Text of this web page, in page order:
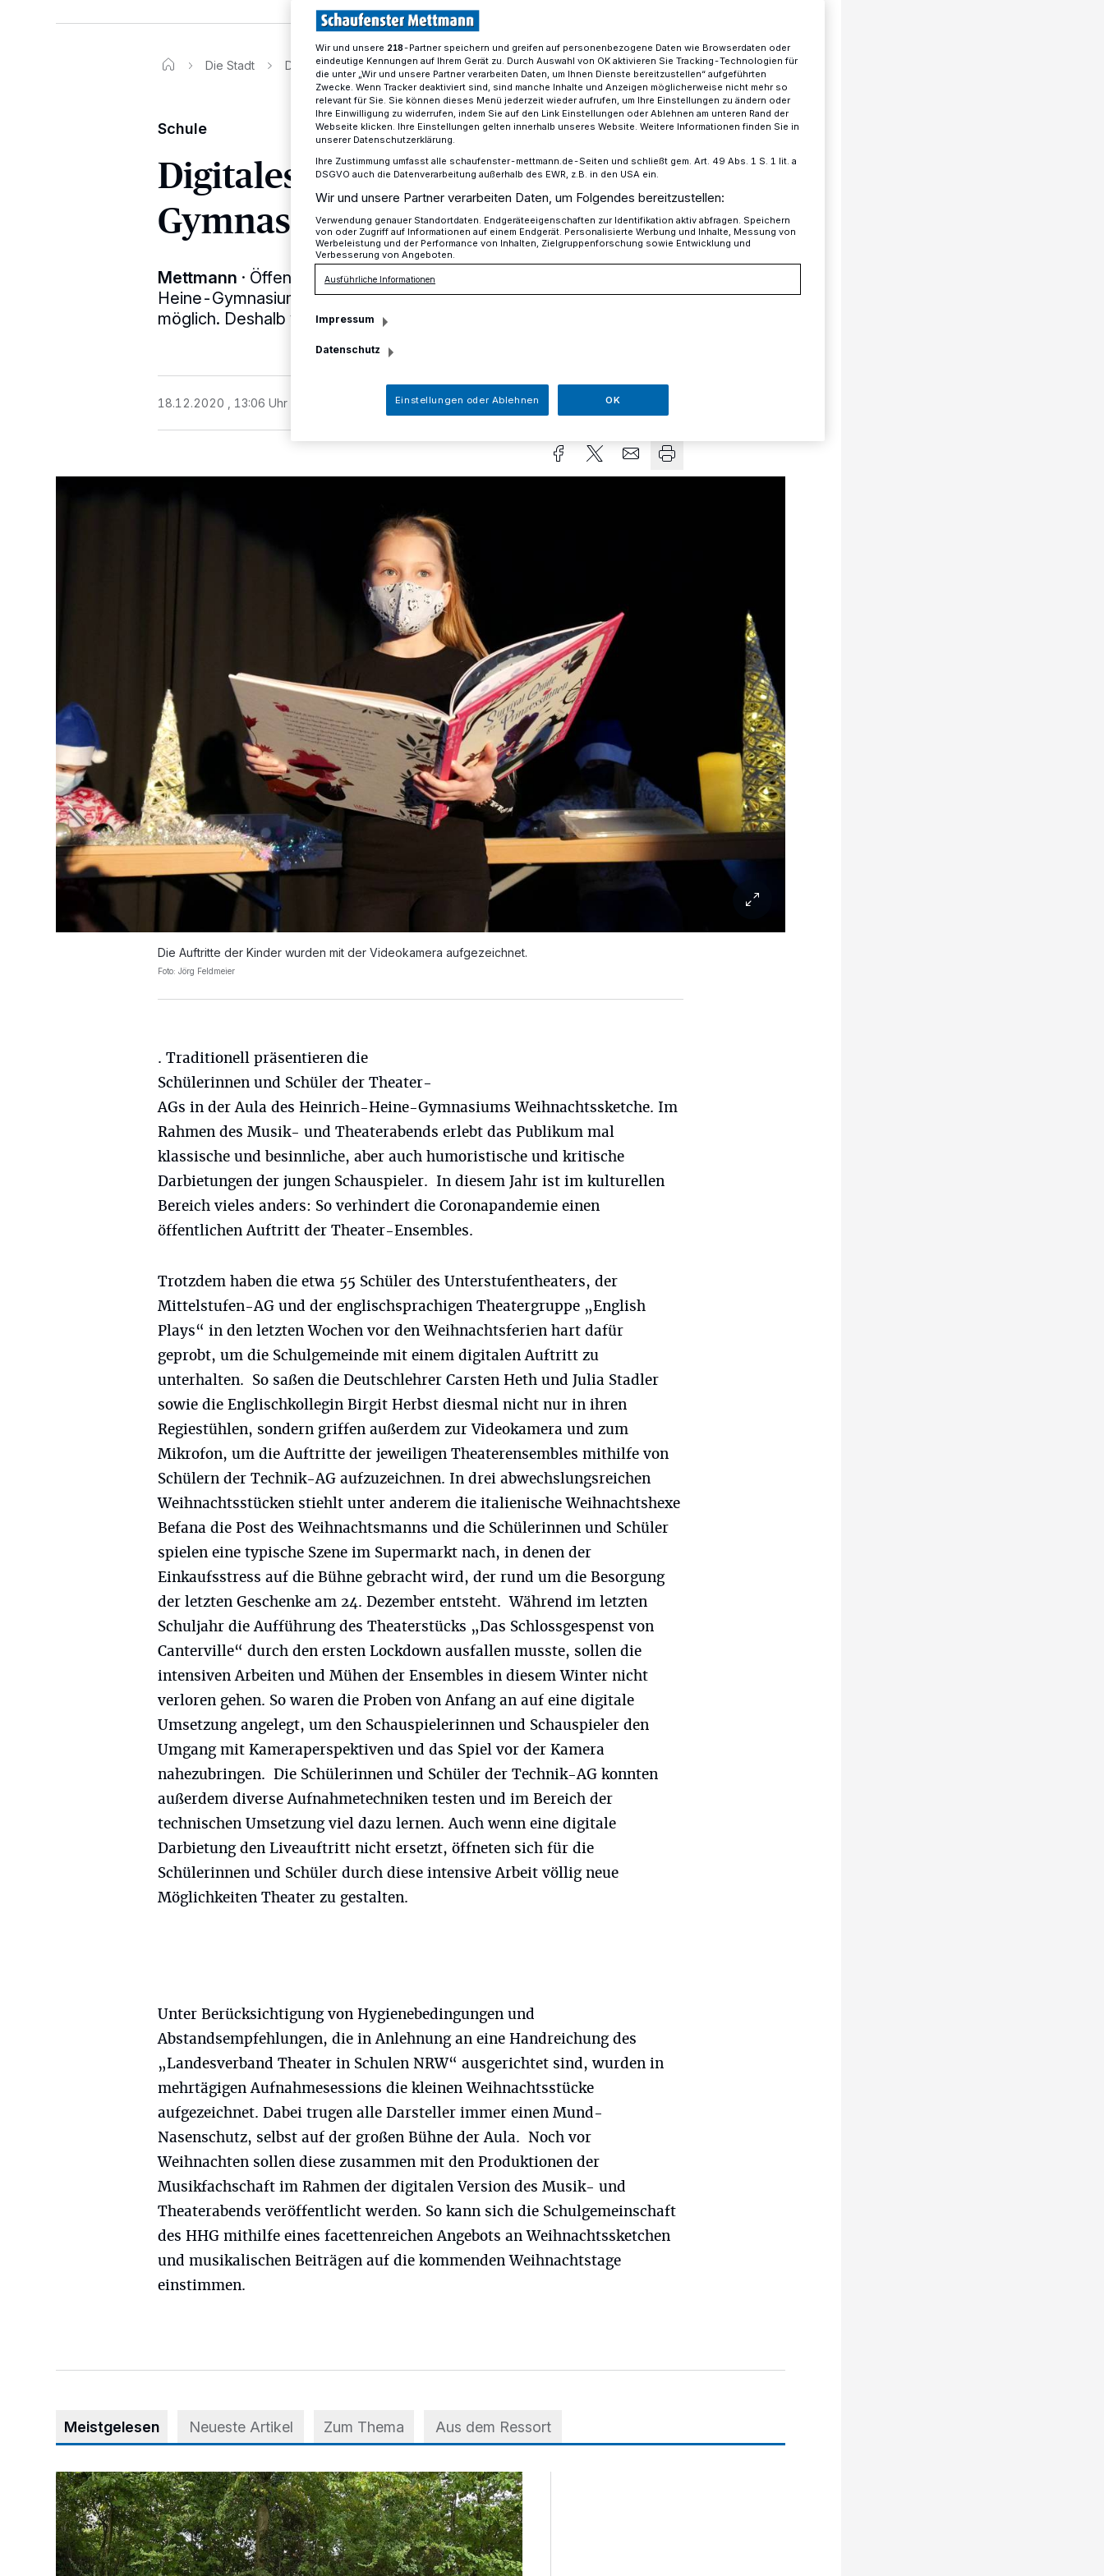
Die Stadt Das HHG hat die Weihnachtsaufführungen in den digitalen Raum verlegt
Schule
Digitales Theater am Heine-
Gymnasium
Mettmann · Öffentliche Auftritte der Theater-AGs des Heinrich-
Heine-Gymnasiums waren in diesem Jahr zur Weihnachtszeit nicht
möglich. Deshalb verlegte man das Ganze in den digitalen Raum.
18.12.2020 , 13:06 Uhr 2 Minuten Lesezeit
Die Auftritte der Kinder wurden mit der Videokamera aufgezeichnet.
Foto: Jörg Feldmeier
. Traditionell präsentieren die
Schülerinnen und Schüler der Theater-
AGs in der Aula des Heinrich-Heine-Gymnasiums Weihnachtssketche. Im
Rahmen des Musik- und Theaterabends erlebt das Publikum mal
klassische und besinnliche, aber auch humoristische und kritische
Darbietungen der jungen Schauspieler. In diesem Jahr ist im kulturellen
Bereich vieles anders: So verhindert die Coronapandemie einen
öffentlichen Auftritt der Theater-Ensembles.
Trotzdem haben die etwa 55 Schüler des Unterstufentheaters, der
Mittelstufen-AG und der englischsprachigen Theatergruppe „English
Plays“ in den letzten Wochen vor den Weihnachtsferien hart dafür
geprobt, um die Schulgemeinde mit einem digitalen Auftritt zu
unterhalten. So saßen die Deutschlehrer Carsten Heth und Julia Stadler
sowie die Englischkollegin Birgit Herbst diesmal nicht nur in ihren
Regiestühlen, sondern griffen außerdem zur Videokamera und zum
Mikrofon, um die Auftritte der jeweiligen Theaterensembles mithilfe von
Schülern der Technik-AG aufzuzeichnen. In drei abwechslungsreichen
Weihnachtsstücken stiehlt unter anderem die italienische Weihnachtshexe
Befana die Post des Weihnachtsmanns und die Schülerinnen und Schüler
spielen eine typische Szene im Supermarkt nach, in denen der
Einkaufsstress auf die Bühne gebracht wird, der rund um die Besorgung
der letzten Geschenke am 24. Dezember entsteht. Während im letzten
Schuljahr die Aufführung des Theaterstücks „Das Schlossgespenst von
Canterville“ durch den ersten Lockdown ausfallen musste, sollen die
intensiven Arbeiten und Mühen der Ensembles in diesem Winter nicht
verloren gehen. So waren die Proben von Anfang an auf eine digitale
Umsetzung angelegt, um den Schauspielerinnen und Schauspieler den
Umgang mit Kameraperspektiven und das Spiel vor der Kamera
nahezubringen. Die Schülerinnen und Schüler der Technik-AG konnten
außerdem diverse Aufnahmetechniken testen und im Bereich der
technischen Umsetzung viel dazu lernen. Auch wenn eine digitale
Darbietung den Liveauftritt nicht ersetzt, öffneten sich für die
Schülerinnen und Schüler durch diese intensive Arbeit völlig neue
Möglichkeiten Theater zu gestalten.
Unter Berücksichtigung von Hygienebedingungen und
Abstandsempfehlungen, die in Anlehnung an eine Handreichung des
„Landesverband Theater in Schulen NRW“ ausgerichtet sind, wurden in
mehrtägigen Aufnahmesessions die kleinen Weihnachtsstücke
aufgezeichnet. Dabei trugen alle Darsteller immer einen Mund-
Nasenschutz, selbst auf der großen Bühne der Aula. Noch vor
Weihnachten sollen diese zusammen mit den Produktionen der
Musikfachschaft im Rahmen der digitalen Version des Musik- und
Theaterabends veröffentlicht werden. So kann sich die Schulgemeinschaft
des HHG mithilfe eines facettenreichen Angebots an Weihnachtssketchen
und musikalischen Beiträgen auf die kommenden Weihnachtstage
einstimmen.
Meistgelesen Neueste Artikel Zum Thema Aus dem Ressort
Aus Grau wird Haltung
Wir und unsere 218-Partner speichern und greifen auf personenbezogene Daten wie Browserdaten oder
eindeutige Kennungen auf Ihrem Gerät zu. Durch Auswahl von OK aktivieren Sie Tracking-Technologien für
die unter „Wir und unsere Partner verarbeiten Daten, um Ihnen Dienste bereitzustellen“ aufgeführten
Zwecke. Wenn Tracker deaktiviert sind, sind manche Inhalte und Anzeigen möglicherweise nicht mehr so
relevant für Sie. Sie können dieses Menü jederzeit wieder aufrufen, um Ihre Einstellungen zu ändern oder
Ihre Einwilligung zu widerrufen, indem Sie auf den Link Einstellungen oder Ablehnen am unteren Rand der
Webseite klicken. Ihre Einstellungen gelten innerhalb unseres Website. Weitere Informationen finden Sie in
unserer Datenschutzerklärung.
Ihre Zustimmung umfasst alle schaufenster-mettmann.de-Seiten und schließt gem. Art. 49 Abs. 1 S. 1 lit. a
DSGVO auch die Datenverarbeitung außerhalb des EWR, z.B. in den USA ein.
Wir und unsere Partner verarbeiten Daten, um Folgendes bereitzustellen:
Verwendung genauer Standortdaten. Endgeräteeigenschaften zur Identifikation aktiv abfragen. Speichern
von oder Zugriff auf Informationen auf einem Endgerät. Personalisierte Werbung und Inhalte, Messung von
Werbeleistung und der Performance von Inhalten, Zielgruppenforschung sowie Entwicklung und
Verbesserung von Angeboten.
Ausführliche Informationen
Impressum
Datenschutz
Einstellungen oder Ablehnen OK